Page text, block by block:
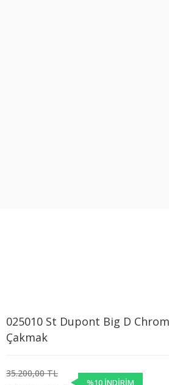
025010 St Dupont Big D
Çakmak
35.200,00 TL
%10 İNDİRİM